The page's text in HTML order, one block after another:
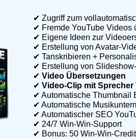
✔ Zugriff zum
✔ Fremde YouTube Videos
✔ Eigene Ideen zur
✔ Erstellung von Avatar-
✔ Tanskribieren +
✔ Erstellung von
✔Video Übersetzungen
✔Video-Clip mit Sprecher
✔ Automatische Thumbnail
✔ Automatische
✔ Automatischer SEO
✔ 24/7 Win-Win-Support
✔ Bonus: 50 Win-Win-